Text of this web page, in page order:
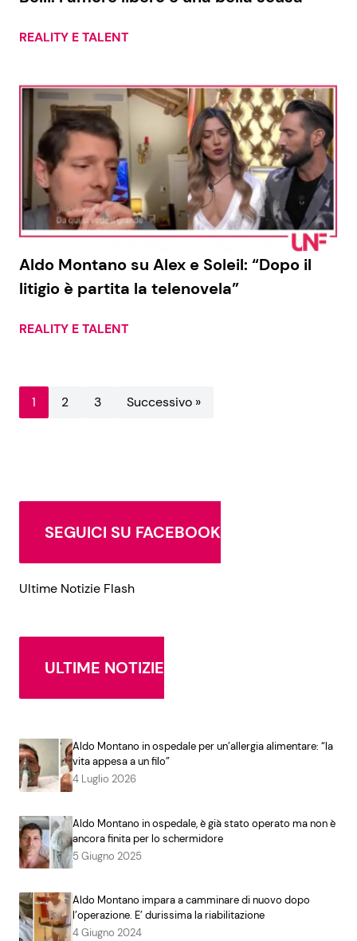
REALITY E TALENT
Aldo Montano su Alex e Soleil: “Dopo il
litigio è partita la telenovela”
REALITY E TALENT
1 2 3 Successivo »
SEGUICI SU FACEBOOK
Ultime Notizie Flash
ULTIME NOTIZIE
Aldo Montano in ospedale per un’allergia alimentare: “la
vita appesa a un filo”
4 Luglio 2026
Aldo Montano in ospedale, è già stato operato ma non è
ancora finita per lo schermidore
5 Giugno 2025
Aldo Montano impara a camminare di nuovo dopo
l’operazione. E’ durissima la riabilitazione
4 Giugno 2024